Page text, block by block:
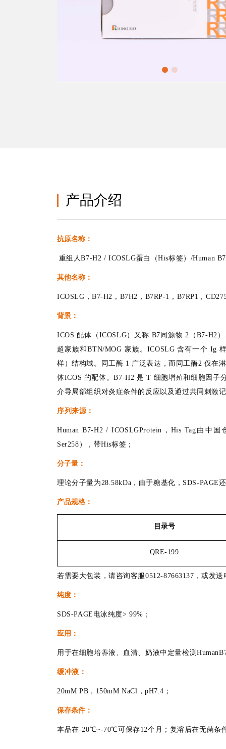
产品介绍
抗原名称：
重组人B7-H2 / ICOSLG蛋白（His标签）/Human
其他名称：
ICOSLG，B7-H2，B7H2，B7RP-1，B7RP1，
背景：
ICOS 配体（ICOSLG）又称 B7同源物 2（B7-H2
超家族和BTN/MOG 家族。ICOSLG 含有一个 Ig
样）结构域。同工酶 1 广泛表达，而同工酶2 仅在
体ICOS 的配体。B7-H2 是 T 细胞增殖和细胞因子
介导局部组织对炎症条件的反应以及通过共同刺激
序列来源：
Human B7-H2 / ICOSLGProtein，His Tag由中
Ser258），带His标签；
分子量：
理论分子量为28.58kDa，由于糖基化，SDS-PAGE
产品规格：
目录号
QRE-199
若需要大包装，请咨询客服0512-87663137，或发
纯度：
SDS-PAGE电泳纯度> 99%；
应用：
用于在细胞培养液、血清、奶液中定量检测
缓冲液：
20mM PB，150mM NaCl，pH7.4；
保存条件：
本品在-20℃~-70℃可保存12个月；复溶后在无菌条